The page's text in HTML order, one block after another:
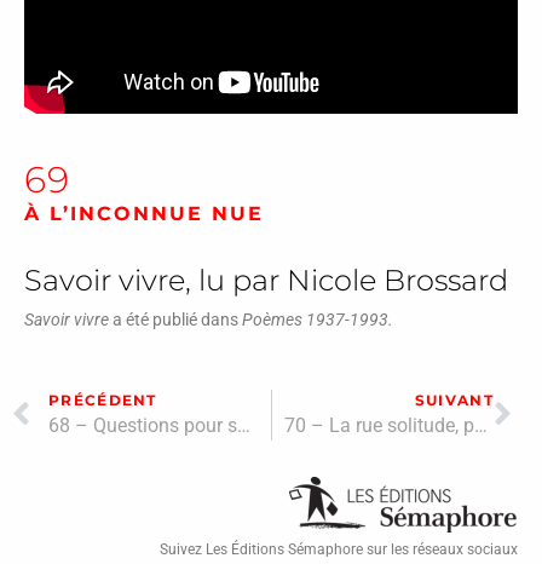
69
À L’INCONNUE NUE
Savoir vivre, lu par Nicole Brossard
Savoir vivrea été publié dansPoèmes 1937-1993.
PRÉCÉDENT
68 – Questions pour survivre L’amer à boire & épars, lu par Jean-Christophe Réhel
SUIVANT
70 – La rue solitude, par Normand Raymond
Suivez Les Éditions Sémaphore sur les réseaux sociaux